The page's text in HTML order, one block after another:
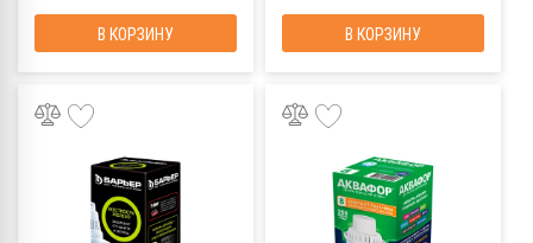
В КОРЗИНУ В КОРЗИНУ